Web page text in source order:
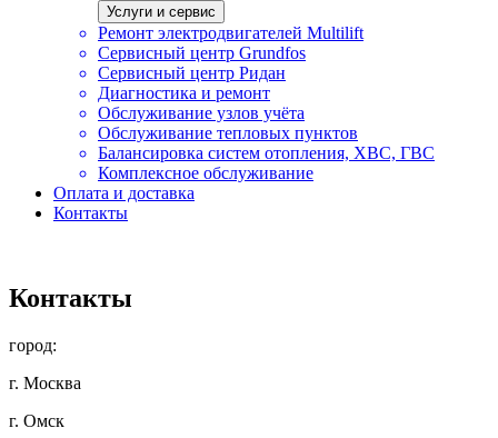
Услуги и сервис
Ремонт электродвигателей Multilift
Сервисный центр Grundfos
Сервисный центр Ридан
Диагностика и ремонт
Обслуживание узлов учёта
Обслуживание тепловых пунктов
Балансировка систем отопления, ХВС, ГВС
Комплексное обслуживание
Оплата и доставка
Контакты
Контакты
город:
г. Москва
г. Омск